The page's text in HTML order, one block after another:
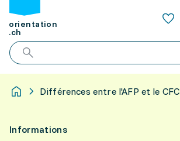
orientation
.ch
Différences entre l'AFP et le CFC
Informations